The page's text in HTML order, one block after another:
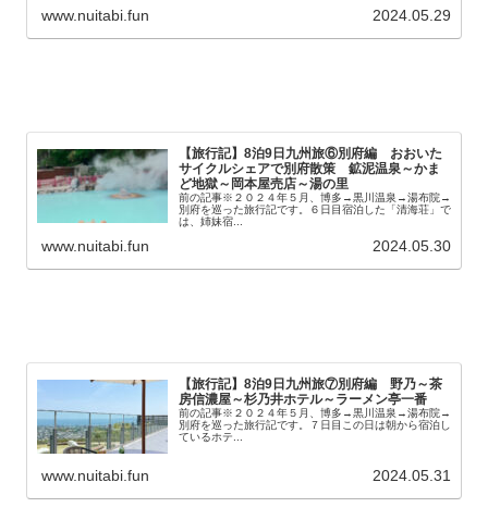
www.nuitabi.fun 2024.05.29
【旅行記】8泊9日九州旅⑥別府編 おおいた
サイクルシェアで別府散策 鉱泥温泉～かま
ど地獄～岡本屋売店～湯の里
前の記事※２０２４年５月、博多→黒川温泉→湯布院→
別府を巡った旅行記です。６日目宿泊した「清海荘」で
は、姉妹宿...
www.nuitabi.fun 2024.05.30
【旅行記】8泊9日九州旅⑦別府編 野乃～茶
房信濃屋～杉乃井ホテル～ラーメン亭一番
前の記事※２０２４年５月、博多→黒川温泉→湯布院→
別府を巡った旅行記です。７日目この日は朝から宿泊し
ているホテ...
www.nuitabi.fun 2024.05.31